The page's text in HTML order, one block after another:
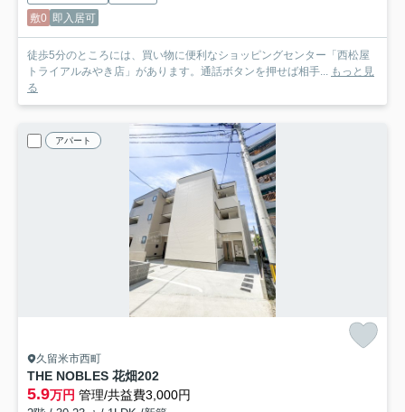
敷0 即入居可
徒歩5分のところには、買い物に便利なショッピングセンター「西松屋
トライアルみやき店」があります。通話ボタンを押せば相手...
もっと見
る
アパート
久留米市西町
THE NOBLES 花畑202
5.9万円 管理/共益費3,000円